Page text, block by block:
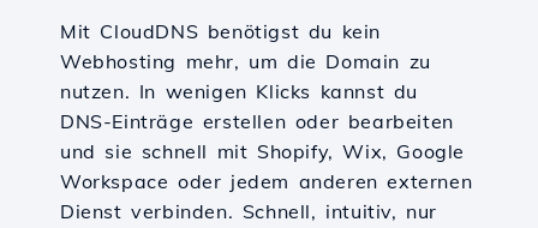
Mit CloudDNS benötigst du kein
Webhosting mehr, um die Domain zu
nutzen. In wenigen Klicks kannst du
DNS-Einträge erstellen oder bearbeiten
und sie schnell mit Shopify, Wix, Google
Workspace oder jedem anderen externen
Dienst verbinden. Schnell, intuitiv, nur